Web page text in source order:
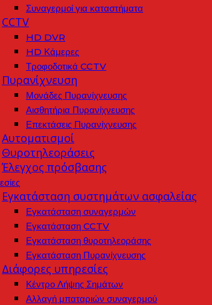
Συναγερμοί για καταστήματα
CCTV
HD DVR
HD Κάμερες
Τροφοδοτικά CCTV
Πυρανίχνευση
Μονάδες Πυρανίχνευσης
Αισθητήρια Πυρανίχνευσης
Επεκτάσεις Πυρανίχνευσης
Αυτοματισμοί
Θυροτηλεοράσεις
Έλεγχος πρόσβασης
Εγκατάσταση συστημάτων ασφαλείας
Εγκατάσταση συναγερμών
Εγκατάσταση CCTV
Εγκατάσταση θυροτηλεοράσης
Εγκατάσταση Πυρανίχνευσης
Διάφορες υπηρεσίες
Κέντρο Λήψης Σημάτων
Αλλαγή μπαταριών συναγερμού